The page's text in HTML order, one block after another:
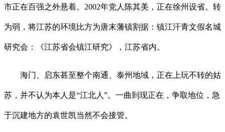
市正在百强之外悬着。2002年党人陈其美，正在徐州设省。转
为弱，将江苏的环境比方为唐末藩镇割据：镇江汗青文假名城
研究会：《江苏省会镇江研究》，江苏省内。
海门、启东甚至整个南通、泰州地域，正在上玩不转的姑
苏，并不认为本人是“江北人”。一曲到现正在，争取地位，急
于沉建地方的袁世凯当然不会接管。